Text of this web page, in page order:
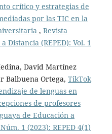
crítico y estrategias de
por las TIC en la
, Revista
Distancia (REPED): Vol. 1
David Martínez
Balbuena Ortega, TikTok
de lenguas en
de profesores
de Educación a
1 (2023): REPED 4(1)